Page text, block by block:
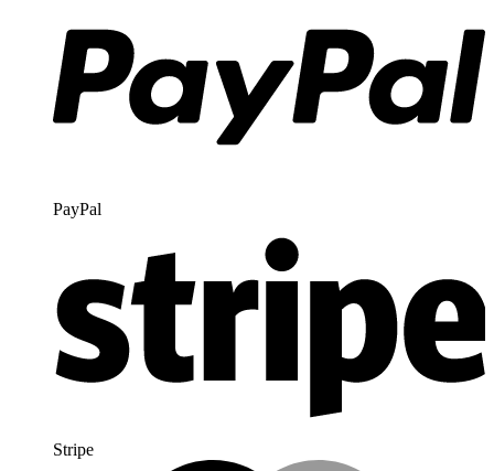
PayPal
Stripe